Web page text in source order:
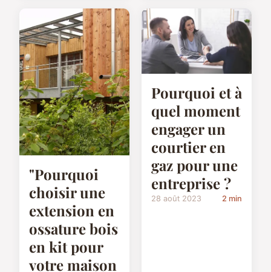
"Pourquoi
choisir une
extension en
ossature bois
en kit pour
votre maison
Pourquoi et à
quel moment
engager un
courtier en
gaz pour une
entreprise ?
28 août 2023 2 min